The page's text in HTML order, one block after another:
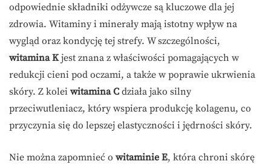
odpowiednie składniki odżywcze są kluczowe dla jej
zdrowia. Witaminy i minerały mają istotny wpływ na
wygląd oraz kondycję tej strefy. W szczególności,
witamina Kjest znana z właściwości pomagających w
redukcji cieni pod oczami, a także w poprawie ukrwienia
skóry. Z kolei witamina C działa jako silny
przeciwutleniacz, który wspiera produkcję kolagenu, co
przyczynia się do lepszej elastyczności i jędrności skóry.
Nie można zapomnieć o witaminie E, która chroni skórę